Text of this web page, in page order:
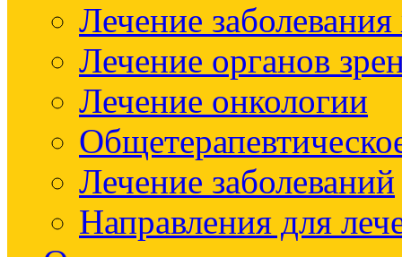
Лечение
Лечение органов
Лечение онкологии
Лечение заболеваний
Направления для